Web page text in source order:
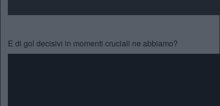
E di gol decisivi in momenti cruciali ne abbiamo?